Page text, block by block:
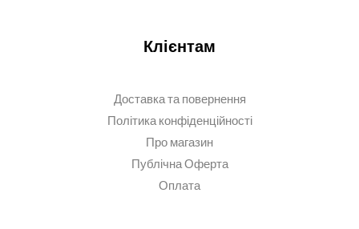
Клієнтам
Доставка та повернення
Політика конфіденційності
Про магазин
Публічна Оферта
Оплата